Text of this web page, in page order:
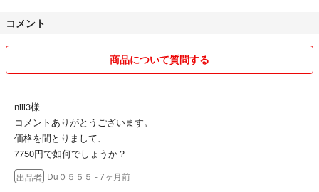
最後まで読んで頂きまして誠にありがとうございます。
値下げしました。11000円→8500円。
コメント
商品について質問する
niii3様
コメントありがとうございます。
価格を間とりまして、
7750円で如何でしょうか？
出品者 Du０５５５ - 7ヶ月前